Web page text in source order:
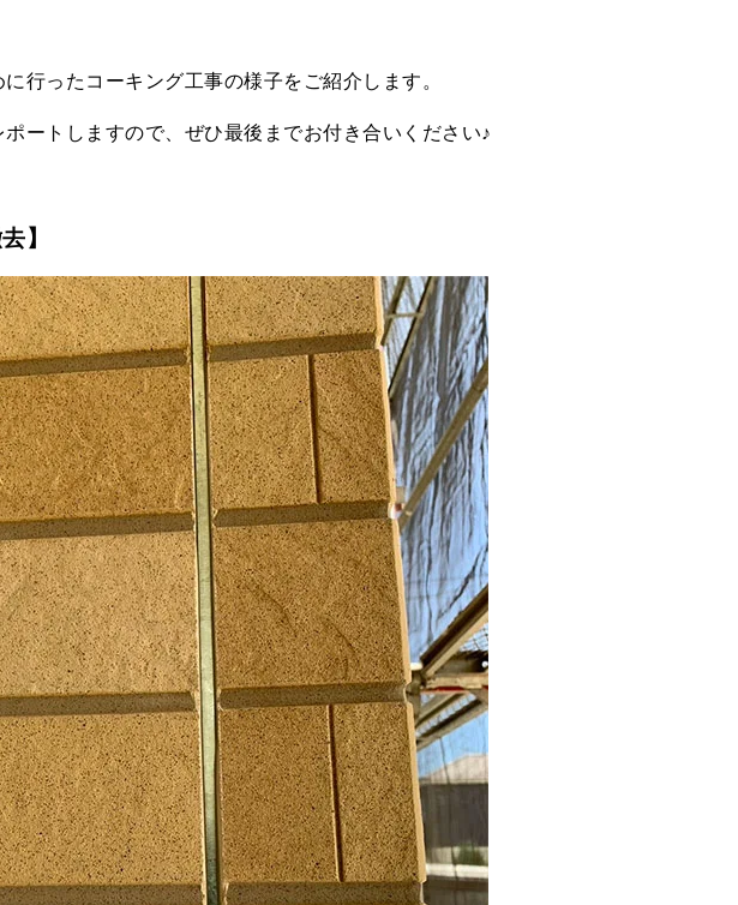
行ったコーキング工事の様子をご紹介します。
ートしますので、ぜひ最後までお付き合いください♪
】